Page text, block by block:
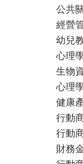
公共
經營
幼兒
心理
生物
心理
健康
行動
行動
財務